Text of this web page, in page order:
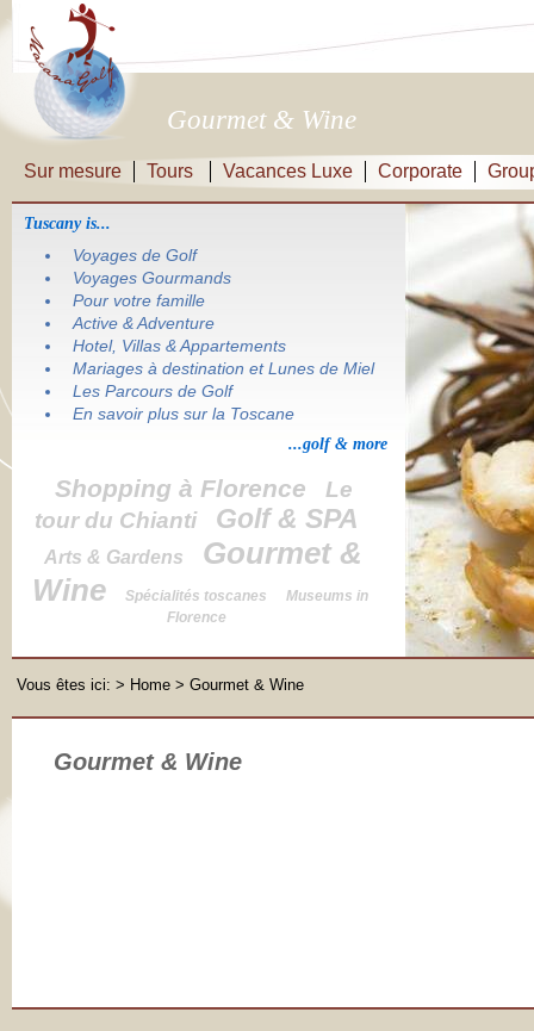
Gourmet & Wine
Sur mesure Tours Vacances Luxe Corporate
Tuscany is...
Voyages de Golf
Voyages Gourmands
Pour votre famille
Active & Adventure
Hotel, Villas & Appartements
Mariages à destination et Lunes de Miel
Les Parcours de Golf
En savoir plus sur la Toscane
...golf & more
Shopping à Florence
Le
tour du Chianti
Golf & SPA
Arts & Gardens
Gourmet &
Wine
Spécialités toscanes
Museums in
Florence
Vous êtes ici: > Home > Gourmet & Wine
Gourmet & Wine